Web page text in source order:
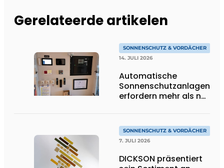
Gerelateerde artikelen
SONNENSCHUTZ & VORDÄCHER
14. JULI 2026
Automatische
Sonnenschutzanlagen
erfordern mehr als nur
SONNENSCHUTZ & VORDÄCHER
7. JULI 2026
DICKSON präsentiert